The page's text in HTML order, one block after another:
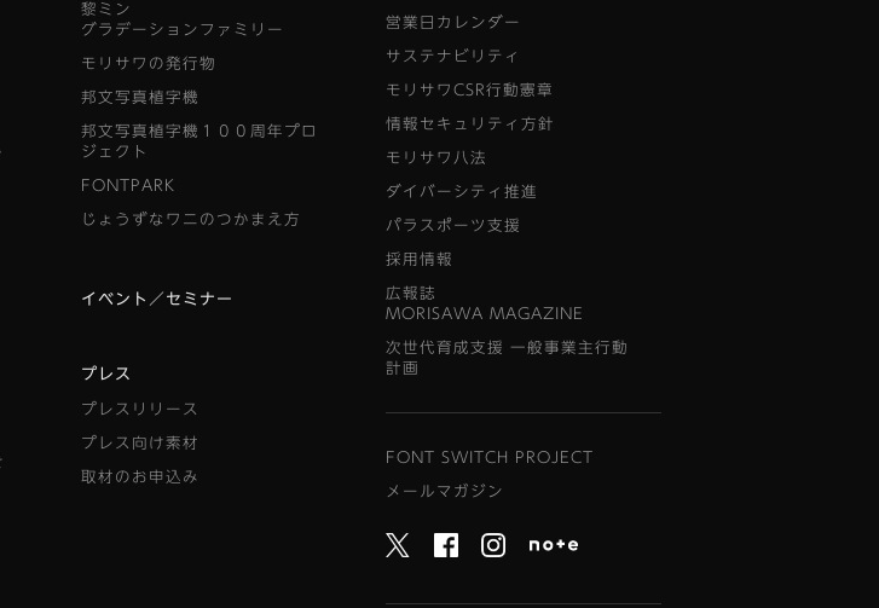
黎ミン
グラデーションファミリー
モリサワの発行物
邦文写真植字機
邦文写真植字機１００周年プロ
ジェクト
FONTPARK
じょうずなワニのつかまえ方
イベント／セミナー
プレス
プレスリリース
プレス向け素材
取材のお申込み
営業日カレンダー
サステナビリティ
モリサワCSR行動憲章
情報セキュリティ方針
モリサワ八法
ダイバーシティ推進
パラスポーツ支援
採用情報
広報誌
MORISAWA MAGAZINE
次世代育成支援 一般事業主行動
計画
FONT SWITCH PROJECT
メールマガジン